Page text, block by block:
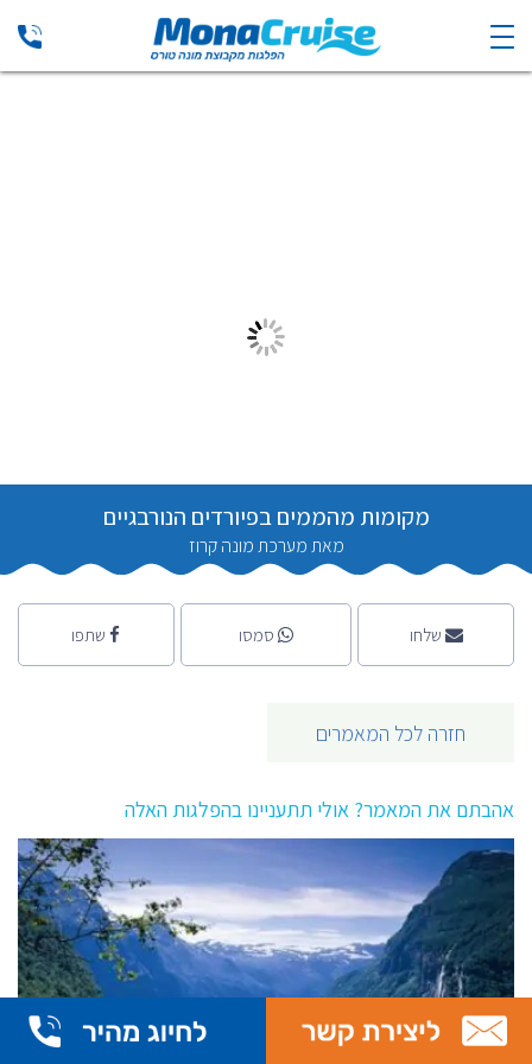
מקומות מהממים בפיורדים הנורבגיים
מאת מערכת מונה קרוז
שתפו סמסו שלחו
חזרה לכל המאמרים
אהבתם את המאמר? אולי תתעניינו בהפלגות האלה